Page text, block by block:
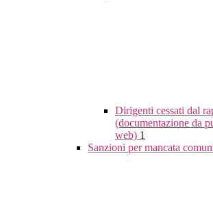
Dirigenti cessati dal
(documentazione da
web) 1
Sanzioni per mancata